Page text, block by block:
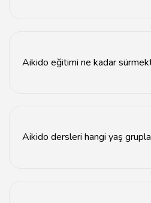
Aikido eğitimi ne kadar
Aikido dersleri hangi yaş